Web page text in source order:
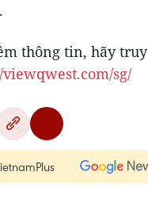
thông tin, hãy truy
sg/